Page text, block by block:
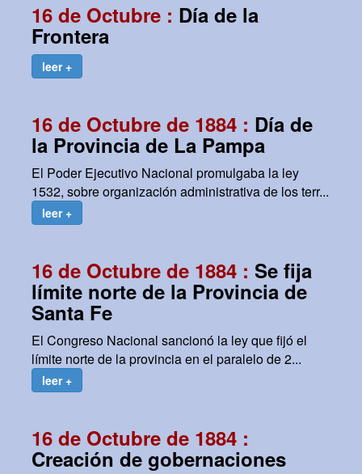
16 de Octubre : Día de la
Frontera
leer +
16 de Octubre de 1884 : Día de
la Provincia de La Pampa
El Poder Ejecutivo Nacional promulgaba la ley
1532, sobre organización administrativa de los terr...
leer +
16 de Octubre de 1884 : Se fija
límite norte de la Provincia de
Santa Fe
El Congreso Nacional sancionó la ley que fijó el
límite norte de la provincia en el paralelo de 2...
leer +
16 de Octubre de 1884 :
Creación de gobernaciones